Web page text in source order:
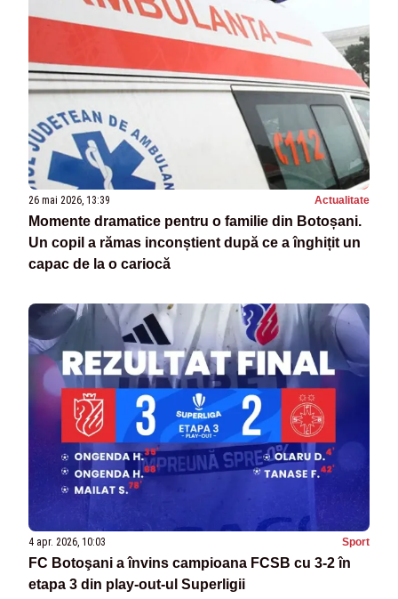
26 mai 2026, 13:39 Actualitate
Momente dramatice pentru o familie din Botoșani.
Un copil a rămas inconștient după ce a înghițit un
capac de la o cariocă
4 apr. 2026, 10:03 Sport
FC Botoşani a învins campioana FCSB cu 3-2 în
etapa 3 din play-out-ul Superligii